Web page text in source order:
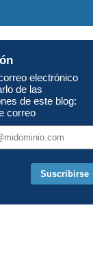
electrónico
de las
de este blog:
correo